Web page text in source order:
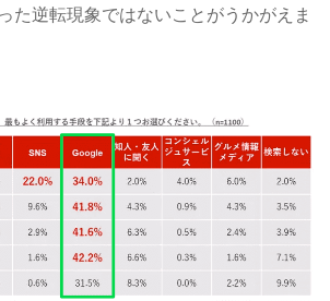
た逆転現象ではないことがうかがえま